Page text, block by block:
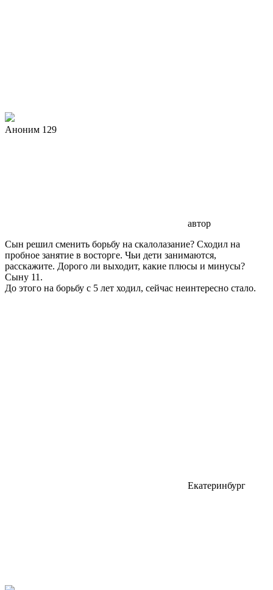
Аноним 129
автор
Сын решил сменить борьбу на скалолазание? Сходил на
пробное занятие в восторге. Чьи дети занимаются,
расскажите. Дорого ли выходит, какие плюсы и минусы?
Сыну 11.
До этого на борьбу с 5 лет ходил, сейчас неинтересно стало.
Екатеринбург